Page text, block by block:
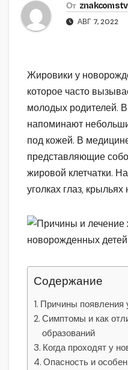
От
АВГ 7, 2022
Жировики у
которое часто
молодых родителей.
напоминают
под кожей. В
представляющие
жировой клетчатки.
уголках глаз, крыльях
Содержание
Причины появления
Симптомы и как
образований
Когда проходят у
Опасность и